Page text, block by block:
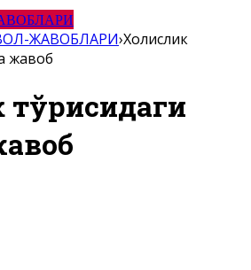
ЖАВОБЛАРИ›Холислик
жавоб